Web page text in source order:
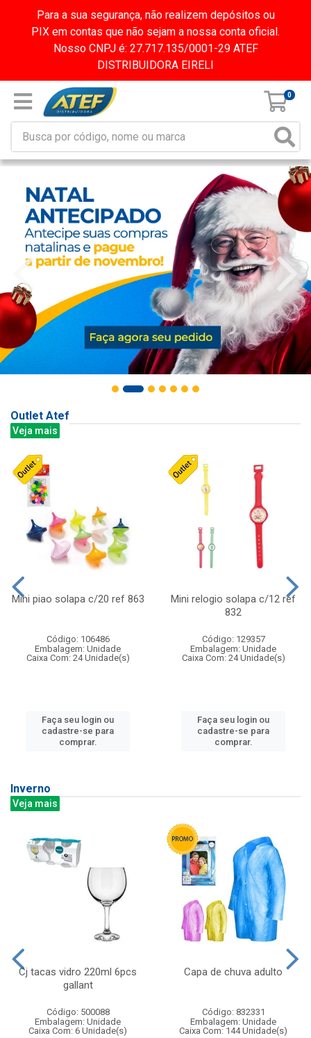
Para a sua segurança, não realizem depósitos ou
PIX em contas que não sejam a nossa conta oficial.
Nosso CNPJ é: 27.717.135/0001-29 ATEF
DISTRIBUIDORA EIRELI
0
Outlet Atef
Veja mais
Mini piao solapa c/20 ref 863
Código: 106486
Embalagem: Unidade
Caixa Com: 24 Unidade(s)
Faça seu login ou
cadastre-se para
comprar.
Mini relogio solapa c/12 ref
832
Código: 129357
Embalagem: Unidade
Caixa Com: 24 Unidade(s)
Faça seu login ou
cadastre-se para
comprar.
Inverno
Veja mais
Cj tacas vidro 220ml 6pcs
gallant
Código: 500088
Embalagem: Unidade
Caixa Com: 6 Unidade(s)
Capa de chuva adulto
Código: 832331
Embalagem: Unidade
Caixa Com: 144 Unidade(s)